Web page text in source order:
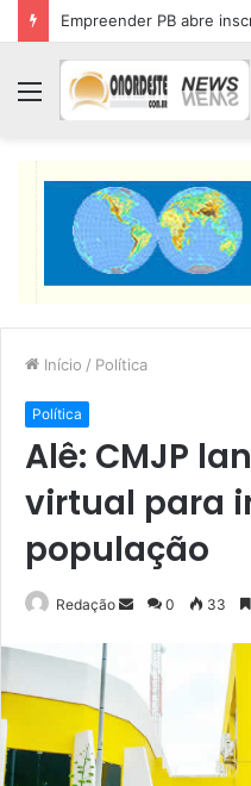
Menu
Início / Política
Política
Alê: CMJP
virtual para
população
Redação
Mande
mail
0 33